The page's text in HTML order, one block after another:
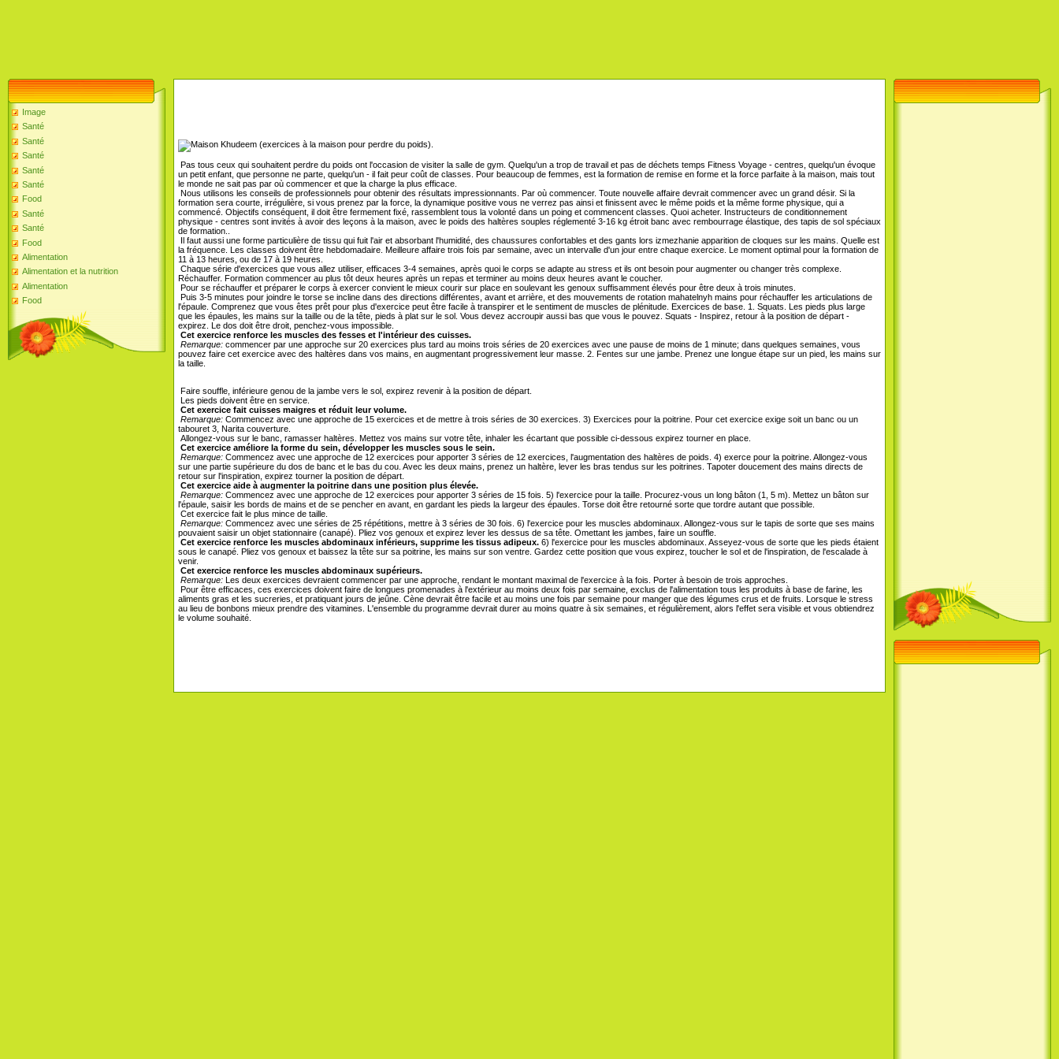
Image
Santé
Santé
Santé
Santé
Santé
Food
Santé
Santé
Food
Alimentation
Alimentation et la nutrition
Alimentation
Food
Pas tous ceux qui souhaitent perdre du poids ont l'occasion de visiter la salle de gym. Quelqu'un a trop de travail et pas de déchets temps Fitness Voyage - centres, quelqu'un évoque
un petit enfant, que personne ne parte, quelqu'un - il fait peur coût de classes. Pour beaucoup de femmes, est la formation de remise en forme et la force parfaite à la maison, mais tout
le monde ne sait pas par où commencer et que la charge la plus efficace.
Nous utilisons les conseils de professionnels pour obtenir des résultats impressionnants. Par où commencer. Toute nouvelle affaire devrait commencer avec un grand désir. Si la
formation sera courte, irrégulière, si vous prenez par la force, la dynamique positive vous ne verrez pas ainsi et finissent avec le même poids et la même forme physique, qui a
commencé. Objectifs conséquent, il doit être fermement fixé, rassemblent tous la volonté dans un poing et commencent classes. Quoi acheter. Instructeurs de conditionnement
physique - centres sont invités à avoir des leçons à la maison, avec le poids des haltères souples réglementé 3-16 kg étroit banc avec rembourrage élastique, des tapis de sol spéciaux
de formation..
Il faut aussi une forme particulière de tissu qui fuit l'air et absorbant l'humidité, des chaussures confortables et des gants lors izmezhanie apparition de cloques sur les mains. Quelle est
la fréquence. Les classes doivent être hebdomadaire. Meilleure affaire trois fois par semaine, avec un intervalle d'un jour entre chaque exercice. Le moment optimal pour la formation de
11 à 13 heures, ou de 17 à 19 heures.
Chaque série d'exercices que vous allez utiliser, efficaces 3-4 semaines, après quoi le corps se adapte au stress et ils ont besoin pour augmenter ou changer très complexe.
Réchauffer. Formation commencer au plus tôt deux heures après un repas et terminer au moins deux heures avant le coucher.
Pour se réchauffer et préparer le corps à exercer convient le mieux courir sur place en soulevant les genoux suffisamment élevés pour être deux à trois minutes.
Puis 3-5 minutes pour joindre le torse se incline dans des directions différentes, avant et arrière, et des mouvements de rotation mahatelnyh mains pour réchauffer les articulations de
l'épaule. Comprenez que vous êtes prêt pour plus d'exercice peut être facile à transpirer et le sentiment de muscles de plénitude. Exercices de base. 1. Squats. Les pieds plus large
que les épaules, les mains sur la taille ou de la tête, pieds à plat sur le sol. Vous devez accroupir aussi bas que vous le pouvez. Squats - Inspirez, retour à la position de départ -
expirez. Le dos doit être droit, penchez-vous impossible.
Cet exercice renforce les muscles des fesses et l'intérieur des cuisses.
Remarque: commencer par une approche sur 20 exercices plus tard au moins trois séries de 20 exercices avec une pause de moins de 1 minute; dans quelques semaines, vous
pouvez faire cet exercice avec des haltères dans vos mains, en augmentant progressivement leur masse. 2. Fentes sur une jambe. Prenez une longue étape sur un pied, les mains sur
la taille.
Faire souffle, inférieure genou de la jambe vers le sol, expirez revenir à la position de départ.
Les pieds doivent être en service.
Cet exercice fait cuisses maigres et réduit leur volume.
Remarque: Commencez avec une approche de 15 exercices et de mettre à trois séries de 30 exercices. 3) Exercices pour la poitrine. Pour cet exercice exige soit un banc ou un
tabouret 3, Narita couverture.
Allongez-vous sur le banc, ramasser haltères. Mettez vos mains sur votre tête, inhaler les écartant que possible ci-dessous expirez tourner en place.
Cet exercice améliore la forme du sein, développer les muscles sous le sein.
Remarque: Commencez avec une approche de 12 exercices pour apporter 3 séries de 12 exercices, l'augmentation des haltères de poids. 4) exerce pour la poitrine. Allongez-vous
sur une partie supérieure du dos de banc et le bas du cou. Avec les deux mains, prenez un haltère, lever les bras tendus sur les poitrines. Tapoter doucement des mains directs de
retour sur l'inspiration, expirez tourner la position de départ.
Cet exercice aide à augmenter la poitrine dans une position plus élevée.
Remarque: Commencez avec une approche de 12 exercices pour apporter 3 séries de 15 fois. 5) l'exercice pour la taille. Procurez-vous un long bâton (1, 5 m). Mettez un bâton sur
l'épaule, saisir les bords de mains et de se pencher en avant, en gardant les pieds la largeur des épaules. Torse doit être retourné sorte que tordre autant que possible.
Cet exercice fait le plus mince de taille.
Remarque: Commencez avec une séries de 25 répétitions, mettre à 3 séries de 30 fois. 6) l'exercice pour les muscles abdominaux. Allongez-vous sur le tapis de sorte que ses mains
pouvaient saisir un objet stationnaire (canapé). Pliez vos genoux et expirez lever les dessus de sa tête. Omettant les jambes, faire un souffle.
Cet exercice renforce les muscles abdominaux inférieurs, supprime les tissus adipeux. 6) l'exercice pour les muscles abdominaux. Asseyez-vous de sorte que les pieds étaient
sous le canapé. Pliez vos genoux et baissez la tête sur sa poitrine, les mains sur son ventre. Gardez cette position que vous expirez, toucher le sol et de l'inspiration, de l'escalade à
venir.
Cet exercice renforce les muscles abdominaux supérieurs.
Remarque: Les deux exercices devraient commencer par une approche, rendant le montant maximal de l'exercice à la fois. Porter à besoin de trois approches.
Pour être efficaces, ces exercices doivent faire de longues promenades à l'extérieur au moins deux fois par semaine, exclus de l'alimentation tous les produits à base de farine, les
aliments gras et les sucreries, et pratiquant jours de jeûne. Cène devrait être facile et au moins une fois par semaine pour manger que des légumes crus et de fruits. Lorsque le stress
au lieu de bonbons mieux prendre des vitamines. L'ensemble du programme devrait durer au moins quatre à six semaines, et régulièrement, alors l'effet sera visible et vous obtiendrez
le volume souhaité.